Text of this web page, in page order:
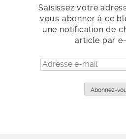
Saisissez votre
vous abonner à ce
une notification de
article par
Adresse
e-
Abonnez-